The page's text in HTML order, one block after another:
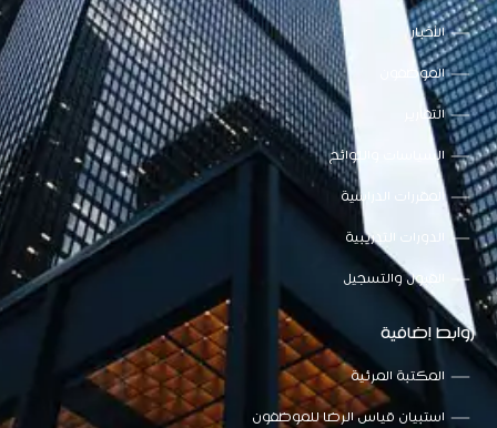
الأخبار
الموظفون
التقارير
السياسات واللوائح
المقررات الدراسية
الدورات التدريبية
القبول والتسجيل
روابط إضافية
المكتبة المرئية
استبيان قياس الرضا للموظفون